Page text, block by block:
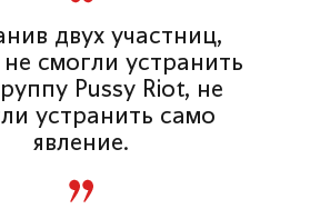
двух участниц,
не смогли устранить
Pussy Riot, не
устранить само
явление.